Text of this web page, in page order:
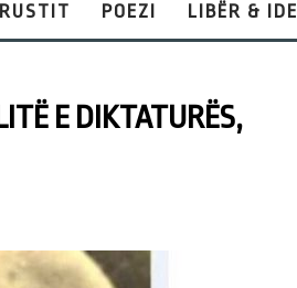
POEZI LIBËR & IDE
E DIKTATURËS,